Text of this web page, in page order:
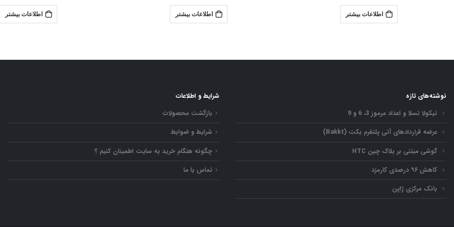
اطلاعات بیشتر اطلاعات بیشتر اطلاعات بیشتر
نوشته‌های تازه
نیکولا تسلا و اعداد مرموز 3، 6 و 9
عرضه قراردادهای آتی پلتفرم بکت (Bakkt)
گوشی مبتنی بر بلاک چین HTC
کاهش ۹۶ درصدی کارمزد
بانک مرکزی ژاپن
شرایط و اطلاعات
بازگشت محصولات
شرایط و ضوابط
چگونه هنگام خرید به سایت اطمینان کنیم ؟
تماس با ما